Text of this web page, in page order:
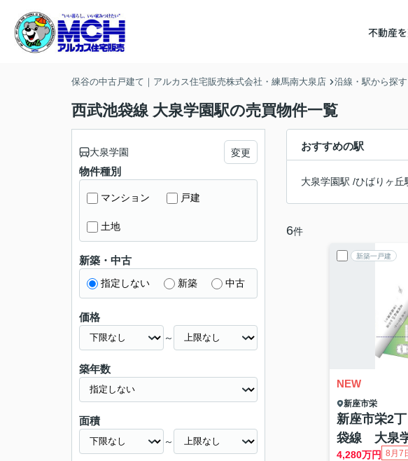
不動産
保谷の中古戸建て｜アルカス住宅販売株式会社・練馬南大泉店 沿線・駅から探す
西武池袋線 大泉学園駅の売買物件一覧
おすすめの駅
大泉学園駅 /ひばりヶ丘
6件
新築一戸建
NEW
新座市栄
新座市栄2
袋線 大泉
4,280万円 8月7
大泉学園 変更
物件種別
マンション 戸建
土地
新築・中古
指定しない 新築 中古
価格
～
築年数
面積
～